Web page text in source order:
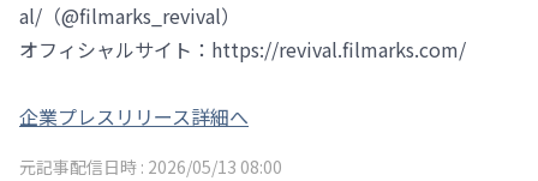
al/（@filmarks_revival）
オフィシャルサイト：https://revival.filmarks.com/
企業プレスリリース詳細へ
元記事配信日時 : 2026/05/13 08:00